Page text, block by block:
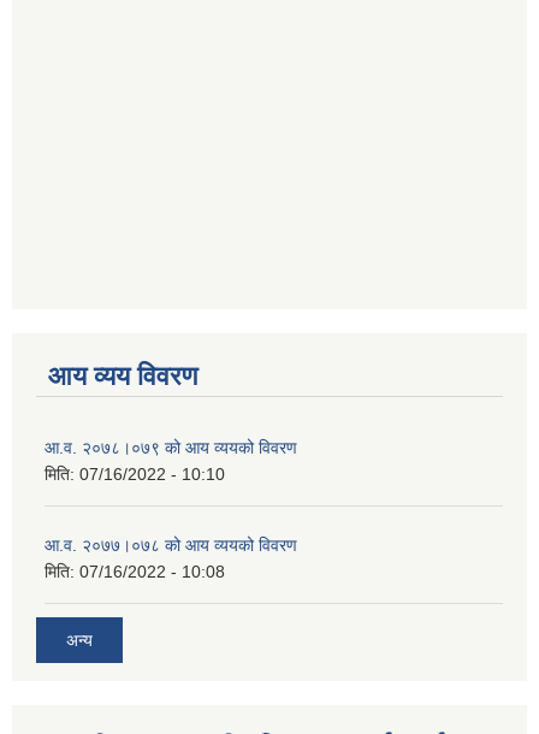
आय व्यय विवरण
आ.व. २०७८।०७९ को आय व्ययको विवरण
मिति: 07/16/2022 - 10:10
आ.व. २०७७।०७८ को आय व्ययको विवरण
मिति: 07/16/2022 - 10:08
अन्य